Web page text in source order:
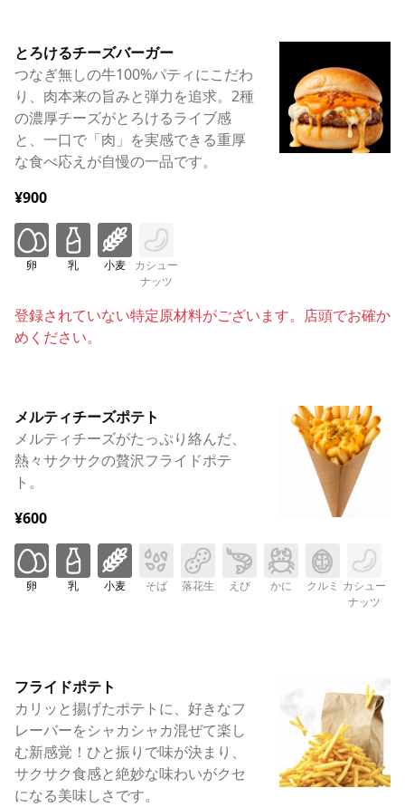
とろけるチーズバーガー
つなぎ無しの牛100%パティにこだわ
り、肉本来の旨みと弾力を追求。2種
の濃厚チーズがとろけるライブ感
と、一口で「肉」を実感できる重厚
な食べ応えが自慢の一品です。
¥900
卵 乳 小麦
カシュー
ナッツ
登録されていない特定原材料がございます。店頭でお確か
めください。
メルティチーズポテト
メルティチーズがたっぷり絡んだ、
熱々サクサクの贅沢フライドポテ
ト。
¥600
卵 乳 小麦 そば 落花生 えび かに クルミ カシュー
ナッツ
フライドポテト
カリッと揚げたポテトに、好きなフ
レーバーをシャカシャカ混ぜて楽し
む新感覚！ひと振りで味が決まり、
サクサク食感と絶妙な味わいがクセ
になる美味しさです。